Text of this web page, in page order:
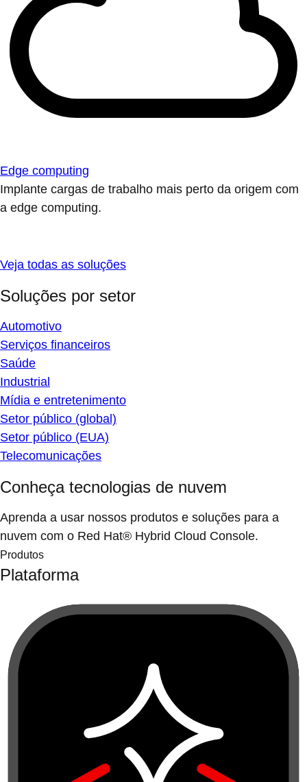
Edge computing
Implante cargas de trabalho mais perto da origem com
a edge computing.
Veja todas as soluções
Soluções por setor
Automotivo
Serviços financeiros
Saúde
Industrial
Mídia e entretenimento
Setor público (global)
Setor público (EUA)
Telecomunicações
Conheça tecnologias de nuvem
Aprenda a usar nossos produtos e soluções para a
nuvem com o Red Hat® Hybrid Cloud Console.
Produtos
Plataforma